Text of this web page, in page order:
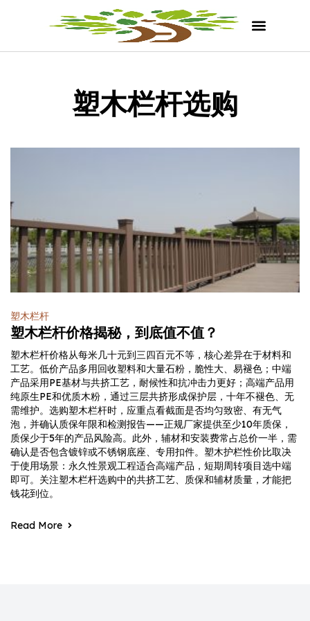
塑木栏杆选购
塑木栏杆
塑木栏杆价格揭秘，到底值不值？
塑木栏杆价格从每米几十元到三四百元不等，核心差异在于材料和
工艺。低价产品多用回收塑料和大量石粉，脆性大、易褪色；中端
产品采用PE基材与共挤工艺，耐候性和抗冲击力更好；高端产品用
纯原生PE和优质木粉，通过三层共挤形成保护层，十年不褪色、无
需维护。选购塑木栏杆时，应重点看截面是否均匀致密、有无气
泡，并确认质保年限和检测报告——正规厂家提供至少10年质保，
质保少于5年的产品风险高。此外，辅材和安装费常占总价一半，需
确认是否包含镀锌或不锈钢底座、专用扣件。塑木护栏性价比取决
于使用场景：永久性景观工程适合高端产品，短期周转项目选中端
即可。关注塑木栏杆选购中的共挤工艺、质保和辅材质量，才能把
钱花到位。
Read More